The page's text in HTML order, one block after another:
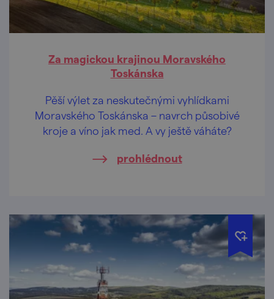
Za magickou krajinou Moravského
Toskánska
Pěší výlet za neskutečnými vyhlídkami
Moravského Toskánska – navrch působivé
kroje a víno jak med. A vy ještě váháte?
prohlédnout